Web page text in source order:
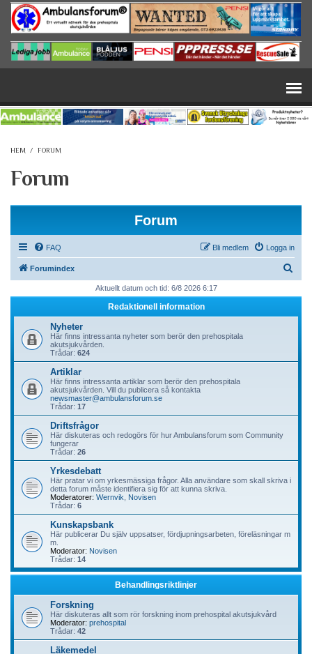
Hoppa till huvudinnehåll
HEM / FORUM
Forum